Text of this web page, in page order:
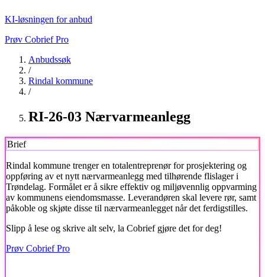
KI-løsningen for anbud
Prøv Cobrief Pro
Anbudssøk
/
Rindal kommune
/
RI-26-03 Nærvarmeanlegg
Brief
Rindal kommune trenger en totalentreprenør for prosjektering og
oppføring av et nytt nærvarmeanlegg med tilhørende flislager i
Trøndelag. Formålet er å sikre effektiv og miljøvennlig oppvarming
av kommunens eiendomsmasse. Leverandøren skal levere rør, samt
påkoble og skjøte disse til nærvarmeanlegget når det ferdigstilles.
Slipp å lese og skrive alt selv, la Cobrief gjøre det for deg!
Prøv Cobrief Pro